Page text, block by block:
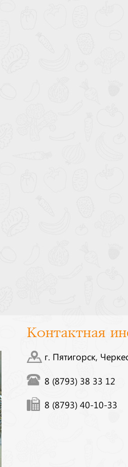
Контактная
г. Пятигорск,
8 (8793) 38 33 12
8 (8793) 40-10-33